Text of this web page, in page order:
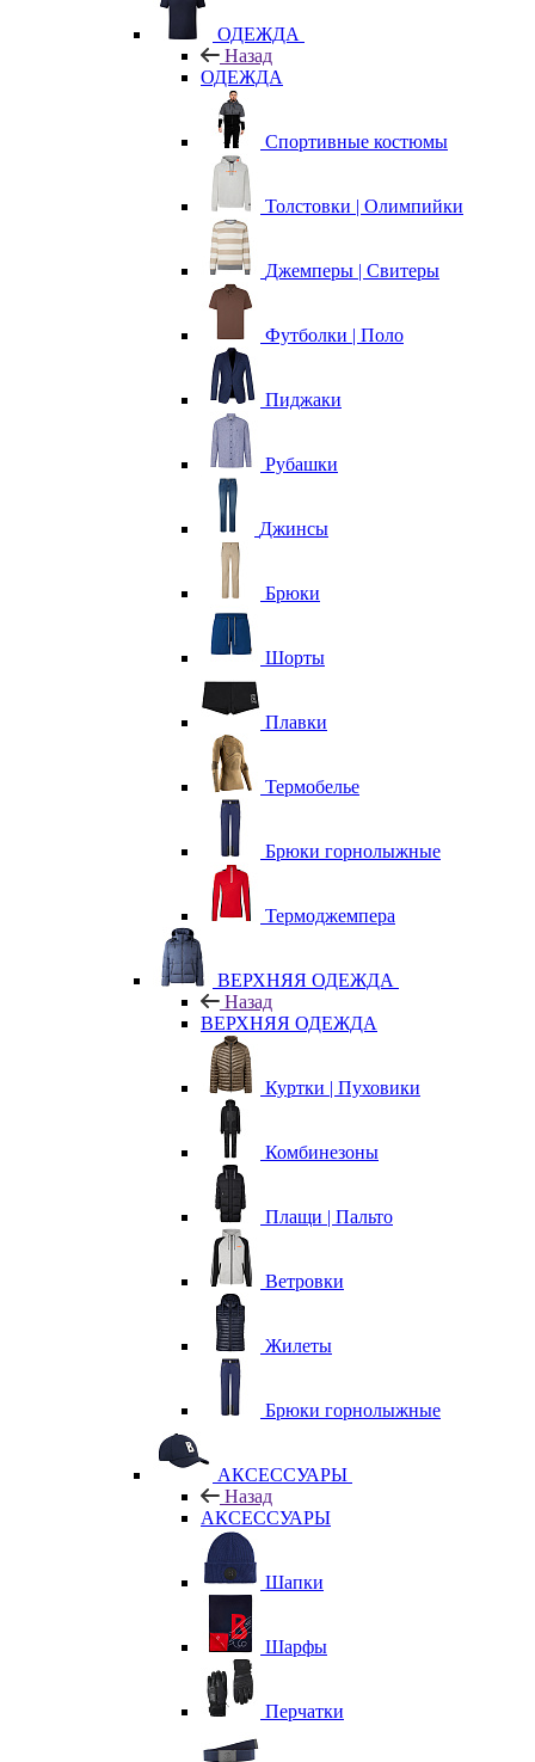
ОДЕЖДА
Назад
ОДЕЖДА
Спортивные костюмы
Толстовки | Олимпийки
Джемперы | Свитеры
Футболки | Поло
Пиджаки
Рубашки
Джинсы
Брюки
Шорты
Плавки
Термобелье
Брюки горнолыжные
Термоджемпера
ВЕРХНЯЯ ОДЕЖДА
Назад
ВЕРХНЯЯ ОДЕЖДА
Куртки | Пуховики
Комбинезоны
Плащи | Пальто
Ветровки
Жилеты
Брюки горнолыжные
АКСЕССУАРЫ
Назад
АКСЕССУАРЫ
Шапки
Шарфы
Перчатки